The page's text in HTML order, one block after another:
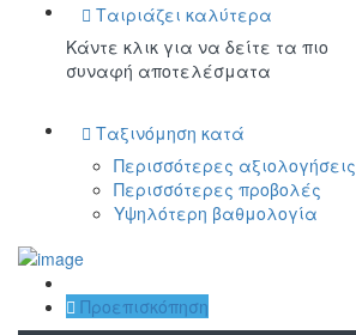
Ταιριάζει καλύτερα
Κάντε κλικ για να δείτε τα πιο
συναφή αποτελέσματα
Ταξινόμηση κατά
Περισσότερες αξιολογήσεις
Περισσότερες προβολές
Υψηλότερη βαθμολογία
Προεπισκόπηση